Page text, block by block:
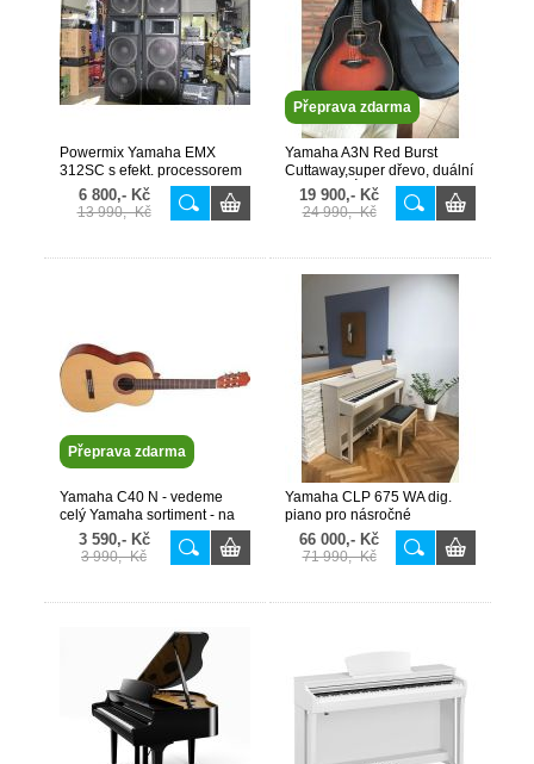
Powermix Yamaha EMX
312SC s efekt. processorem
2x320W
6 800,- Kč
13 990,- Kč
Přeprava zdarma
Yamaha A3N Red Burst
Cuttaway,super dřevo, duální
erl. PRODÁNO
19 900,- Kč
24 990,- Kč
Přeprava zdarma
Yamaha C40 N - vedeme
celý Yamaha sortiment - na
dotaz 602342520
3 590,- Kč
3 990,- Kč
Yamaha CLP 675 WA dig.
piano pro násročné
66 000,- Kč
71 990,- Kč